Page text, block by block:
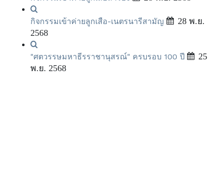
กิจกรรมเข้าค่ายลูกเสือ-เนตรนารีสามัญ
28 พ.ย.
2568
"ศตวรรษมหาธีรราชานุสรณ์" ครบรอบ 100 ปี
25
พ.ย. 2568